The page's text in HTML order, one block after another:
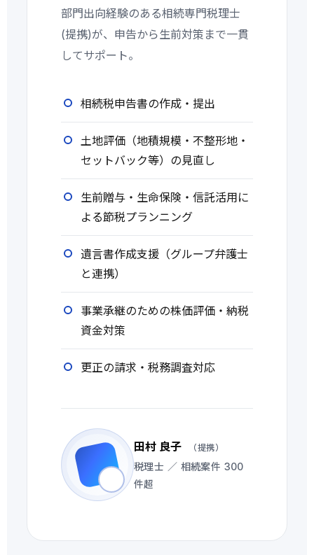
部門出向経験のある相続専門税理士
(提携)が、申告から生前対策まで一貫
してサポート。
相続税申告書の作成・提出
土地評価（地積規模・不整形地・
セットバック等）の見直し
生前贈与・生命保険・信託活用に
よる節税プランニング
遺言書作成支援（グループ弁護士
と連携）
事業承継のための株価評価・納税
資金対策
更正の請求・税務調査対応
田村 良子 （提携）
税理士 ／ 相続案件 300
件超